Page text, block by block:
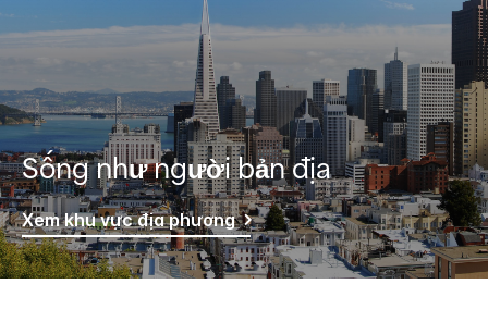
Sống như người bản địa
Xem khu vực địa phương